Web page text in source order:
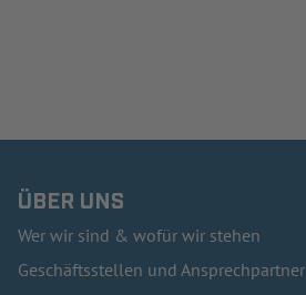
ÜBER UNS
Wer wir sind & wofür wir stehen
Geschäftsstellen und Ansprechpartner